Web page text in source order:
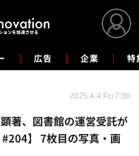
広告 企業 特
著、図書館の運営受託が
】 7枚目の写真・画
2025.4.4 Fri 7:00